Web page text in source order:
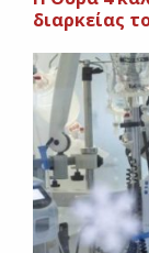
διαρκείας